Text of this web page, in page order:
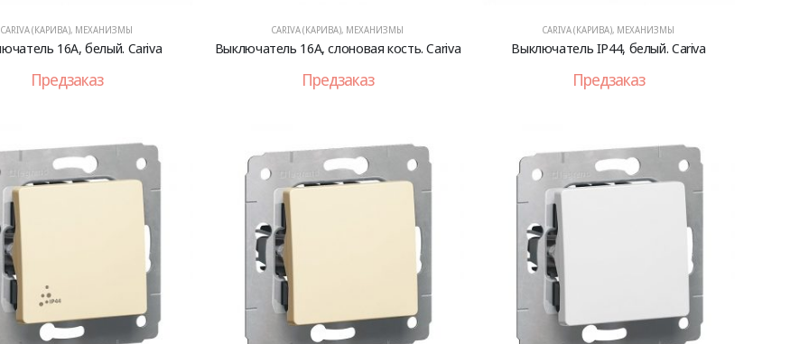
CARIVA (КАРИВА), МЕХАНИЗМЫ
16A, белый. Cariva
Предзаказ
CARIVA (КАРИВА), МЕХАНИЗМЫ
Выключатель 16А, слоновая кость. Cariva
Предзаказ
CARIVA (КАРИВА), МЕХАНИЗМЫ
Выключатель IP44, белый. Cariva
Предзаказ